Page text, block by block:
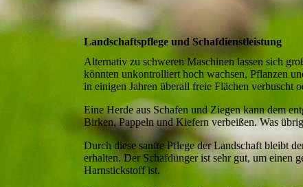
Landschaftspflege und Schafdienstleistung
Alternativ zu schweren Maschinen lassen sich
könnten unkontrolliert hoch wachsen, Pflanzen
in einigen Jahren überall freie Flächen verbuscht
Eine Herde aus Schafen und Ziegen kann dem
Birken, Pappeln und Kiefern verbeißen. Was
Durch diese sanfte Pflege der Landschaft bleibt
erhalten. Der Schafdünger ist sehr gut, um einen
Harnstickstoff ist.